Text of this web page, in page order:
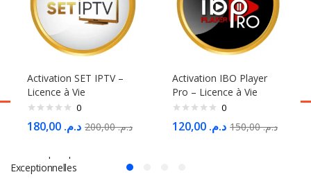
Activation SET IPTV –
Licence à Vie
0
د.م. د.م.200,00
Activation IBO Player
Pro – Licence à Vie
0
د.م. د.م.150,00
S'abonner à la Newsletter
Exceptionnelles